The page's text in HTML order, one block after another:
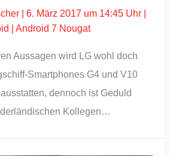
|6. März 2017 um 14:45 Uhr
|Android 7 Nougat
Aussagen wird LG wohl doch
Smartphones G4 und V10
dennoch ist Geduld
Kollegen…